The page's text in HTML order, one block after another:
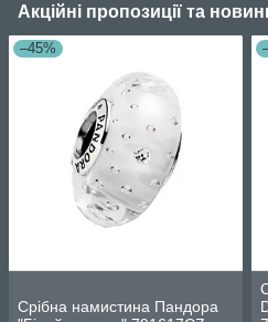
Акційні пропозиції та
–45%
Срібна намистина Пандора